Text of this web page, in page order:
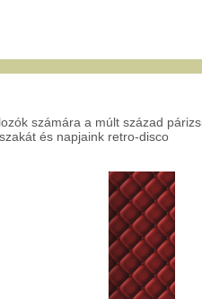
számára a múlt század
és napjaink retro-disco